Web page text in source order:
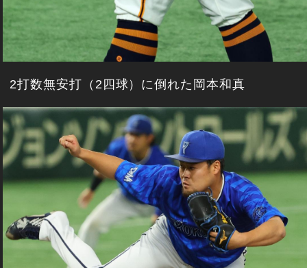
2打数無安打（2四球）に倒れた岡本和真